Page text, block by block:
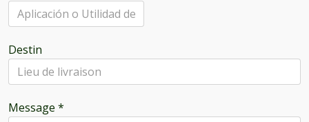
Destin
Message *